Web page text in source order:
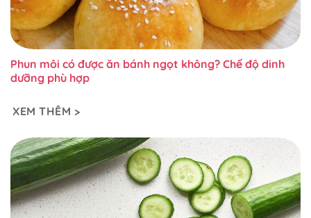
Phun môi có được ăn bánh ngọt không? Chế độ dinh
dưỡng phù hợp
XEM THÊM >